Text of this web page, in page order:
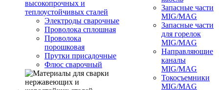
высокопрочных и
теплоустойчивых сталей
Электроды сварочные
Проволока сплошная
Проволока
порошковая
Прутки присадочные
Флюс сварочный
Запасные части
MIG/MAG
Запасные части
для горелок
MIG/MAG
Направляющие
каналы
MIG/MAG
Токосъемники
MIG/MAG